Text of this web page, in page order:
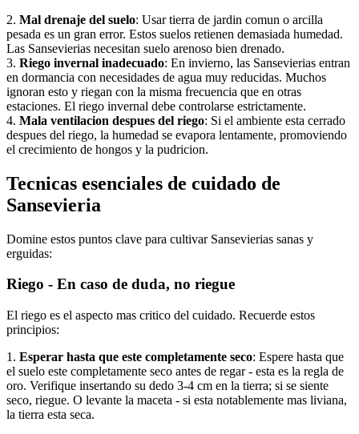
2. Mal drenaje del suelo: Usar tierra de jardin comun o arcilla
pesada es un gran error. Estos suelos retienen demasiada humedad.
Las Sansevierias necesitan suelo arenoso bien drenado.
3. Riego invernal inadecuado: En invierno, las Sansevierias entran
en dormancia con necesidades de agua muy reducidas. Muchos
ignoran esto y riegan con la misma frecuencia que en otras
estaciones. El riego invernal debe controlarse estrictamente.
4. Mala ventilacion despues del riego: Si el ambiente esta cerrado
despues del riego, la humedad se evapora lentamente, promoviendo
el crecimiento de hongos y la pudricion.
Tecnicas esenciales de cuidado de
Sansevieria
Domine estos puntos clave para cultivar Sansevierias sanas y
erguidas:
Riego - En caso de duda, no riegue
El riego es el aspecto mas critico del cuidado. Recuerde estos
principios:
1. Esperar hasta que este completamente seco: Espere hasta que
el suelo este completamente seco antes de regar - esta es la regla de
oro. Verifique insertando su dedo 3-4 cm en la tierra; si se siente
seco, riegue. O levante la maceta - si esta notablemente mas liviana,
la tierra esta seca.